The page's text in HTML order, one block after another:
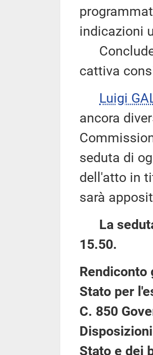
indicazioni
Conclude
cattiva
Luigi
ancora
seduta di
dell'atto in
sarà
La
15.50.
Rendiconto
Stato per
C. 850
Stato e dei